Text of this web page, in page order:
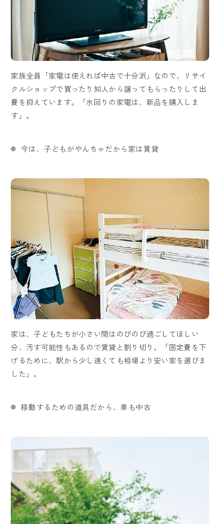
家族全員「家電は使えれば中古で十分派」なので、リサイ
クルショップで買ったり知人から譲ってもらったりして出
費を抑えています。「水回りの家電は、新品を購入しま
す」。
今は、子どもがやんちゃだから家は賃貸
家は、子どもたちが小さい間はのびのび過ごしてほしい
分、汚す可能性もあるので賃貸と割り切り。「固定費を下
げるために、駅から少し遠くても相場より安い家を選びま
した」。
移動するための道具だから、車も中古